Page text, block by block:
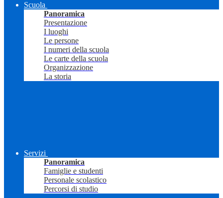
Scuola
Panoramica
Presentazione
I luoghi
Le persone
I numeri della scuola
Le carte della scuola
Organizzazione
La storia
Servizi
Panoramica
Famiglie e studenti
Personale scolastico
Percorsi di studio